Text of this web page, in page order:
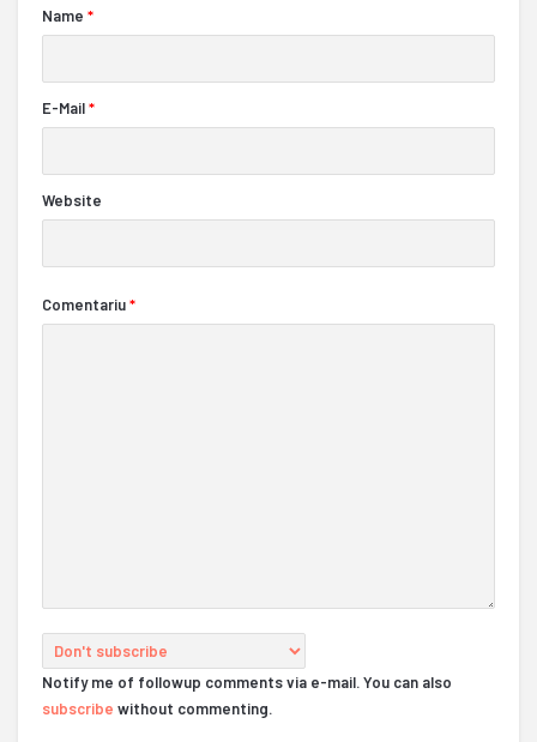
Name *
E-Mail*
Website
Comentariu*
Notify me of followup comments via e-mail. You can also
subscribe without commenting.